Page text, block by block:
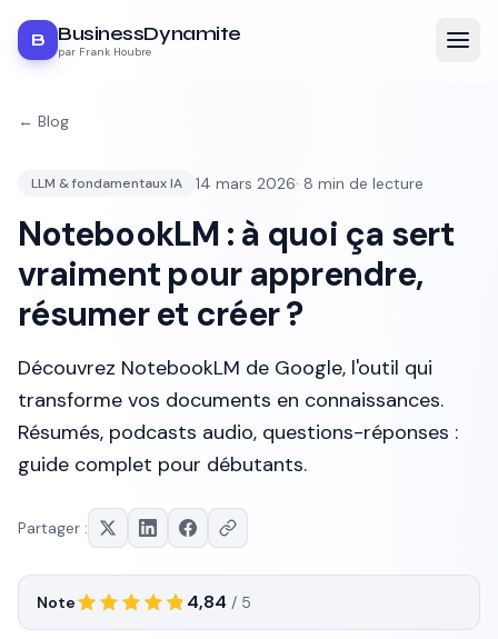
B BusinessDynamite
par Frank Houbre
← Blog
LLM & fondamentaux IA 14 mars 2026· 8 min de lecture
NotebookLM : à quoi ça sert
vraiment pour apprendre,
résumer et créer ?
Découvrez NotebookLM de Google, l'outil qui
transforme vos documents en connaissances.
Résumés, podcasts audio, questions-réponses :
guide complet pour débutants.
Partager :
Note 4,84 / 5